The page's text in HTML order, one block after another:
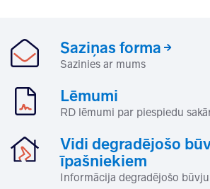
Saziņas forma
Sazinies ar mums
Lēmumi
RD lēmumi par piespiedu
Vidi degradējošo
īpašniekiem
Informācija degradējošo